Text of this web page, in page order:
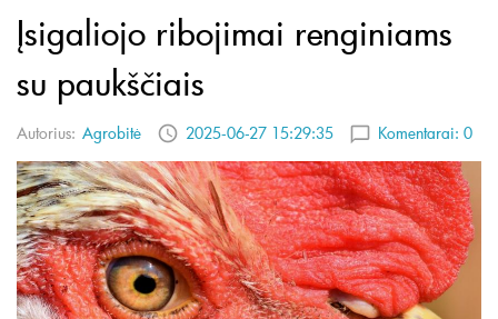
Įsigaliojo ribojimai renginiams
su paukščiais
Autorius: Agrobitė 2025-06-27 15:29:35 Komentarai: 0